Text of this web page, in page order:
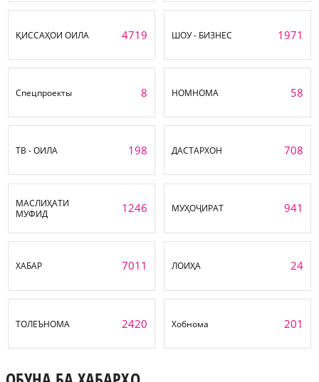
ҚИССАҲОИ ОИЛА 4719 ШОУ - БИЗНЕС 1971
Спецпроекты 8 НОМНОМА 58
ТВ - ОИЛА 198 ДАСТАРХОН 708
МАСЛИҲАТИ
МУФИД
1246 МУҲОҶИРАТ 941
ХАБАР 7011 ЛОИҲА 24
ТОЛЕЪНОМА 2420 Хобнома 201